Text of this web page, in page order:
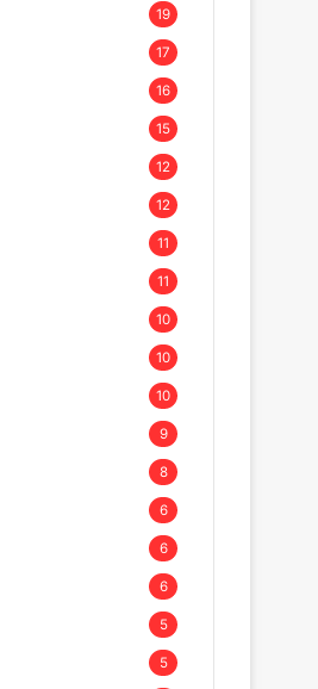
19
17
16
15
12
12
11
11
10
10
10
9
8
6
6
6
5
5